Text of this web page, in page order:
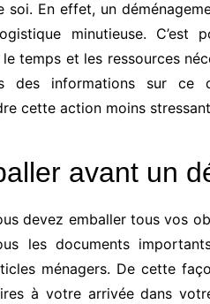
Résidence
Vacances
soi. En effet, un
minutieuse. C’est
temps et les ressources
des informations sur ce
cette action moins stressant
avant un
devez emballer tousvos
les documents
ménagers. De cette
à votre arrivéedans